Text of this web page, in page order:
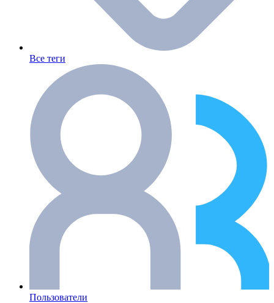
Все теги
Пользователи